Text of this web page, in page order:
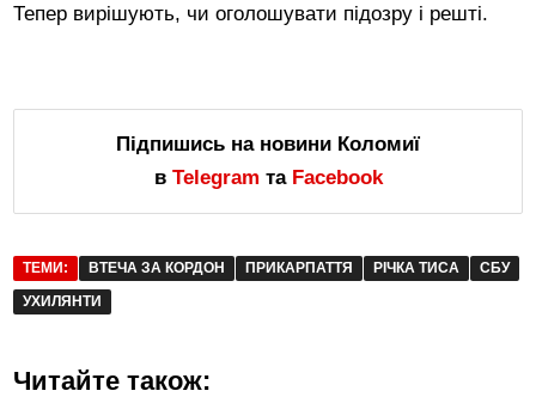
Тепер вирішують, чи оголошувати підозру і решті.
Підпишись на новини Коломиї
в Telegram та Facebook
ТЕМИ: ВТЕЧА ЗА КОРДОН ПРИКАРПАТТЯ РІЧКА ТИСА
СБУ
УХИЛЯНТИ
Читайте також: